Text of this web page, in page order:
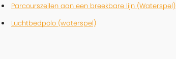
Parcourszeilen aan een breekbare lijn (Waterspel)
Luchtbedpolo (waterspel)